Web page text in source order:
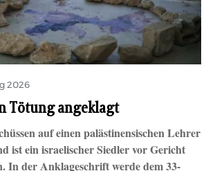
2026
Tötung angeklagt
auf einen palästinensischen Lehrer
ist ein israelischer Siedler vor Gericht
In der Anklageschrift werde dem 33-